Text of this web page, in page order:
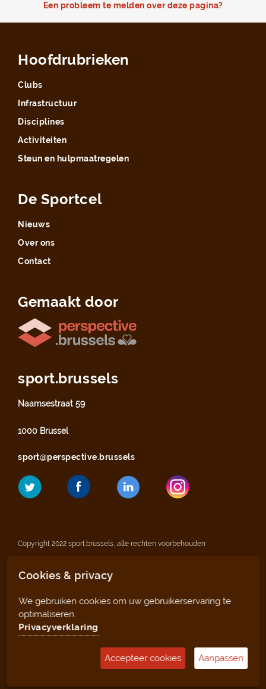
Een probleem te melden over deze pagina?
Hoofdrubrieken
Clubs
Infrastructuur
Disciplines
Activiteiten
Steun en hulpmaatregelen
De Sportcel
Nieuws
Over ons
Contact
Gemaakt door
sport.brussels
Naamsestraat 59
1000 Brussel
sport@perspective.brussels
Copyright 2022 sport.brussels, alle rechten voorbehouden
Wettelijke vermeldingen
Privacyverklaring
Sitemap
Beheertool (voor clubs en infrastructuren)
Cookies & privacy
We gebruiken cookies om uw gebruikerservaring te
optimaliseren.
Privacyverklaring
Accepteer cookies Aanpassen